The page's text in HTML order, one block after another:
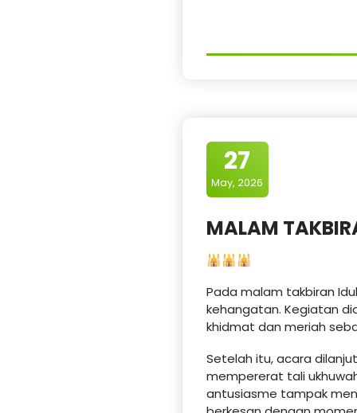
27
May, 2026
MALAM
🕌🕌🕌
Pada malam takbiran
kehangatan. Kegiatan
khidmat dan meriah
Setelah itu, acara
mempererat tali
antusiasme tampak